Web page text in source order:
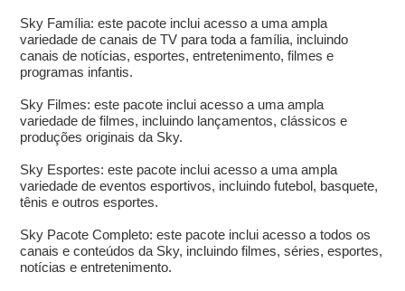
Sky Família: este pacote inclui acesso a uma ampla
variedade de canais de TV para toda a família, incluindo
canais de notícias, esportes, entretenimento, filmes e
programas infantis.
Sky Filmes: este pacote inclui acesso a uma ampla
variedade de filmes, incluindo lançamentos, clássicos e
produções originais da Sky.
Sky Esportes: este pacote inclui acesso a uma ampla
variedade de eventos esportivos, incluindo futebol, basquete,
tênis e outros esportes.
Sky Pacote Completo: este pacote inclui acesso a todos os
canais e conteúdos da Sky, incluindo filmes, séries, esportes,
notícias e entretenimento.